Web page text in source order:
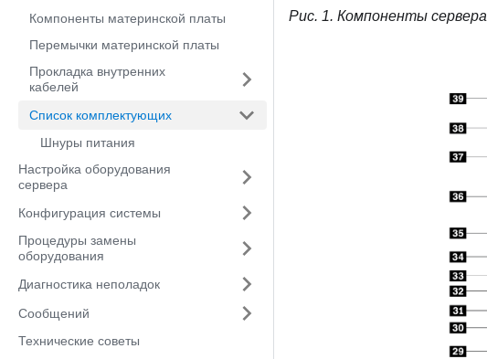
Компоненты материнской платы
Перемычки материнской платы
Прокладка внутренних
кабелей
Список комплектующих
Шнуры питания
Настройка оборудования
сервера
Конфигурация системы
Процедуры замены
оборудования
Диагностика неполадок
Сообщений
Технические советы
Рис. 1. Компоненты сервера